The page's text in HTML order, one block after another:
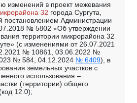
изменений в проект межевания
32 города Сургута,
постановлением Администрации
№ 5802 «Об утверждении
территории микрорайона 32
(с изменениями от 26.07.2021
№ 10861, 03.06.2022 №
№ 584, 04.12.2024 № 6409), в
земельных участков с
использования –
(территории) общего
12.0);